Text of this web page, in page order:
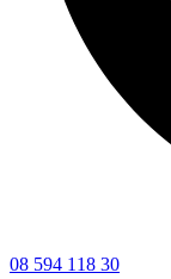
08 594 118 30